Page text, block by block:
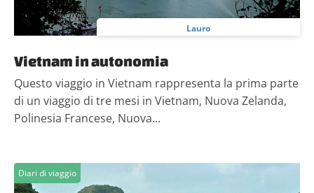
Lauro
Vietnam in autonomia
Questo viaggio in Vietnam rappresenta la prima parte
di un viaggio di tre mesi in Vietnam, Nuova Zelanda,
Polinesia Francese, Nuova...
Diari di viaggio